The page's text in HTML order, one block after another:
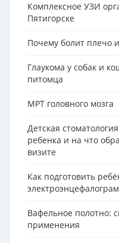
Комплексное УЗИ
Пятигорске
Почему болит плечо
Глаукома у собак и
питомца
МРТ головного мозга
Детская
ребенка и на что
визите
Как подготовить
Вафельное полотно:
применения